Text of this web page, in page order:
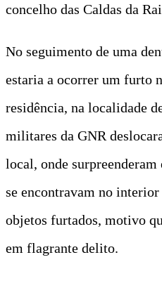
concelho das Caldas da
No seguimento de uma
estaria a ocorrer um furto
residência, na localidade
militares da GNR
local, onde surpreenderam
se encontravam no
objetos furtados, motivo
em flagrante delito.